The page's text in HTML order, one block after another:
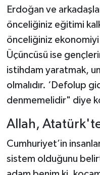
Erdoğan ve
önceliğiniz eğitimi
önceliğiniz ekonomiyi
Üçüncüsü ise
istihdam yaratmak,
olmalıdır. ‘Defolup
denmemelidir" diye
Allah,
Cumhuriyet’in
sistem olduğunu